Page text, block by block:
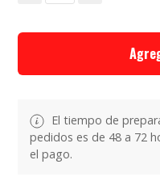
El tiempo de
pedidos es de 48 a 72
el pago.